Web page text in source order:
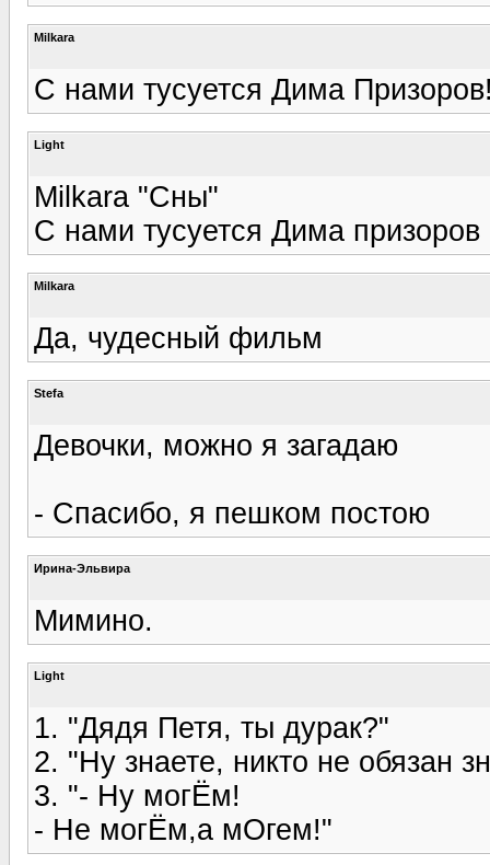
Milkara
С нами тусуется Дима
Light
Milkara "Сны"
С нами тусуется Дима
Milkara
Да, чудесный фильм
Stefa
Девочки, можно я загадаю
- Спасибо, я пешком постою
Ирина-Эльвира
Мимино.
Light
1. "Дядя Петя, ты дурак?"
2. "Ну знаете, никто не обязан
3. "- Ну могЁм!
- Не могЁм,а мОгем!"